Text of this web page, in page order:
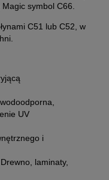
symbol C66.
C51 lub C52, w
UV
i
Drewno, laminaty,